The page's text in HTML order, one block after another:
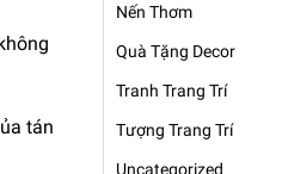
tán
Nến Thơm
Quà Tặng Decor
Tranh Trang Trí
Tượng Trang Trí
Uncategorized